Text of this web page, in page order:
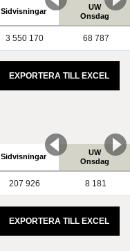
Sidvisningar
UW
Onsdag
3 550 170 68 787
EXPORTERA TILL EXCEL
Sidvisningar
UW
Onsdag
207 926 8 181
EXPORTERA TILL EXCEL